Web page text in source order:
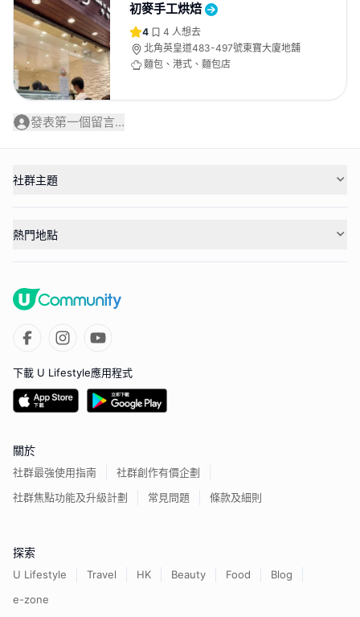
初麥手工烘焙
4 4 人想去
北角英皇道483-497號東寶大廈地舖
麵包、港式、麵包店
發表第一個留言...
社群主題
熱門地點
下載 U Lifestyle應用程式
關於
社群最強使用指南
社群創作有價企劃
社群焦點功能及升級計劃
常見問題 條款及細則
探索
U Lifestyle Travel HK Beauty Food
Blog
e-zone